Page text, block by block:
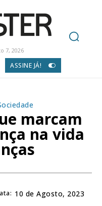
7, 2026
ASSINE JÁ!
marcam
na vida
10 de Agosto, 2023